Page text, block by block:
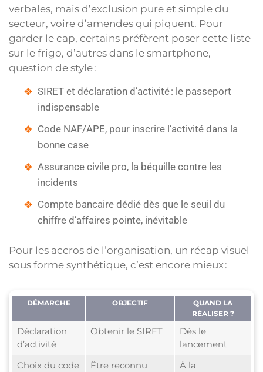
verbales, mais d’exclusion pure et simple du
secteur, voire d’amendes qui piquent. Pour
garder le cap, certains préfèrent poser cette liste
sur le frigo, d’autres dans le smartphone,
question de style :
SIRET et déclaration d’activité : le passeport
indispensable
Code NAF/APE, pour inscrire l’activité dans la
bonne case
Assurance civile pro, la béquille contre les
incidents
Compte bancaire dédié dès que le seuil du
chiffre d’affaires pointe, inévitable
Pour les accros de l’organisation, un récap visuel
sous forme synthétique, c’est encore mieux :
DÉMARCHE OBJECTIF
QUAND LA
RÉALISER ?
Déclaration
d’activité
Obtenir le SIRET
Dès le
lancement
Choix du code
Être reconnu
À la